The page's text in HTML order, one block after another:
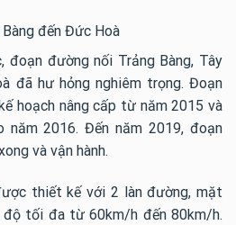
đến Đức Hoà
đoạn đường nối Trảng Bàng, Tây
đã hư hỏng nghiêm trọng. Đoạn
hoạch nâng cấp từ năm 2015 và
năm 2016. Đến năm 2019, đoạn
và vận hành.
thiết kế với 2 làn đường, mặt
tối đa từ 60km/h đến 80km/h.